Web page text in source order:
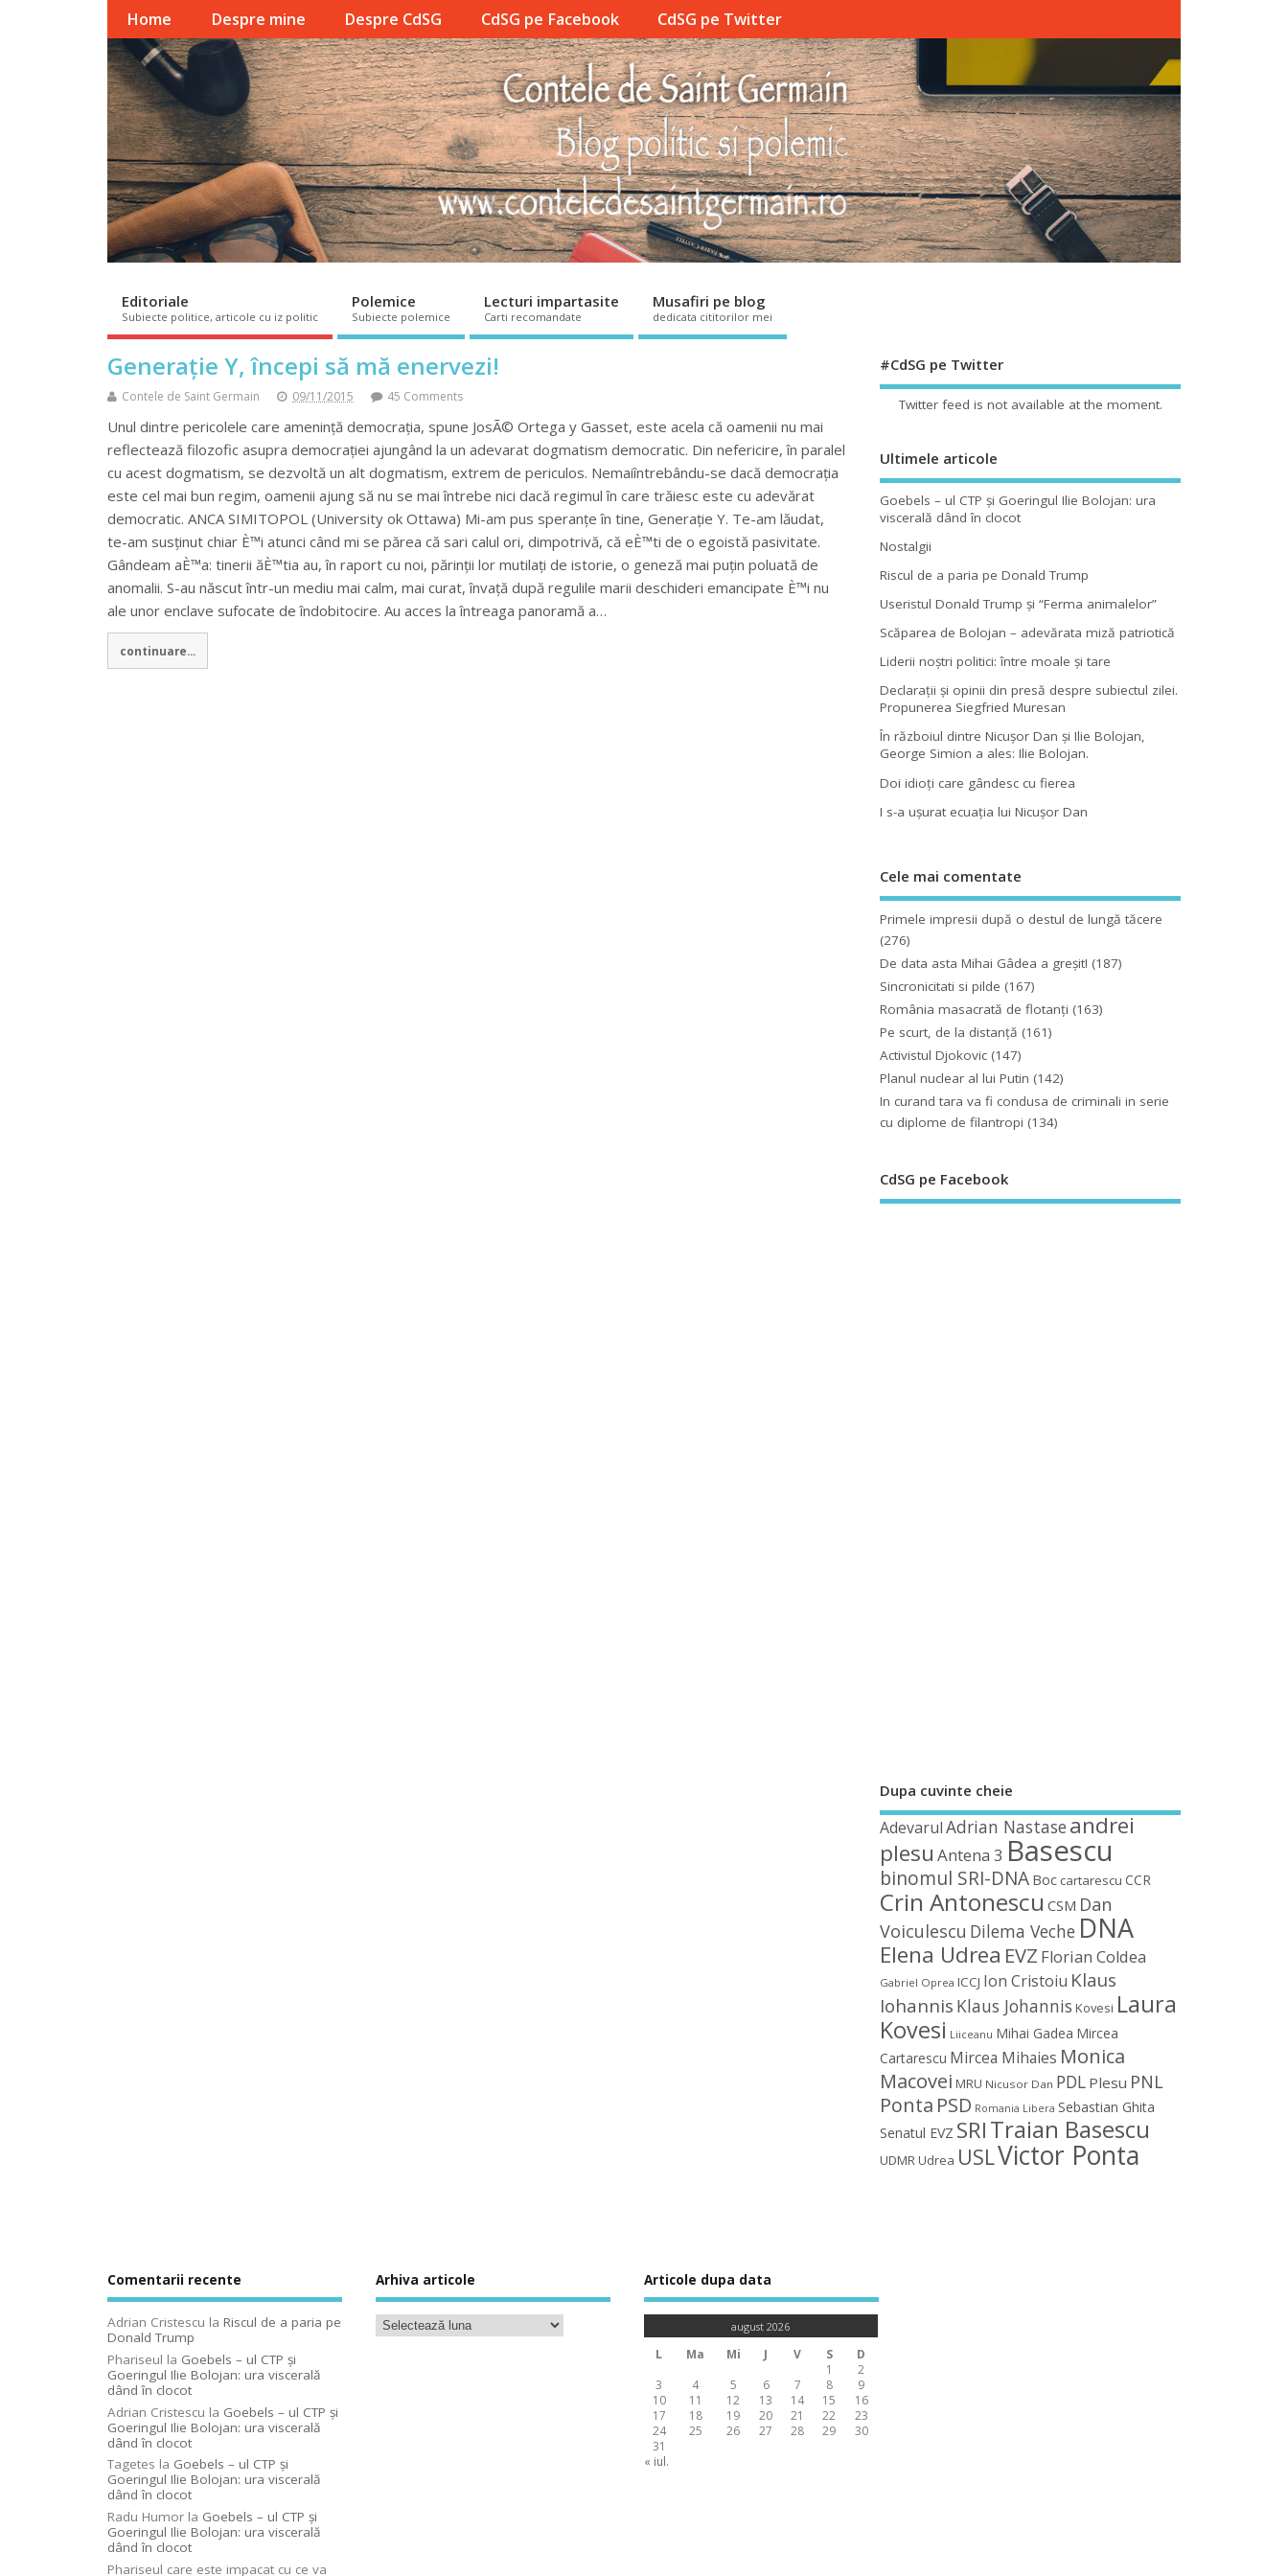
Home Despre mine Despre CdSG CdSG pe Facebook CdSG pe Twitter
Editoriale
Subiecte politice, articole cu iz politic
Polemice
Subiecte polemice
Lecturi impartasite
Carti recomandate
Musafiri pe blog
dedicata cititorilor mei
Generație Y, începi să mă enervezi!
Contele de Saint Germain 09/11/2015 45 Comments
Unul dintre pericolele care amenință democrația, spune JosÃ© Ortega y Gasset, este acela că oamenii nu mai
reflectează filozofic asupra democrației ajungând la un adevarat dogmatism democratic. Din nefericire, în paralel
cu acest dogmatism, se dezvoltă un alt dogmatism, extrem de periculos. Nemaiîntrebându-se dacă democrația
este cel mai bun regim, oamenii ajung să nu se mai întrebe nici dacă regimul în care trăiesc este cu adevărat
democratic. ANCA SIMITOPOL (University ok Ottawa) Mi-am pus speranțe în tine, Generație Y. Te-am lăudat,
te-am susținut chiar È™i atunci când mi se părea că sari calul ori, dimpotrivă, că eÈ™ti de o egoistă pasivitate.
Gândeam aÈ™a: tinerii ăÈ™tia au, în raport cu noi, părinții lor mutilați de istorie, o geneză mai puțin poluată de
anomalii. S-au născut într-un mediu mai calm, mai curat, învață după regulile marii deschideri emancipate È™i nu
ale unor enclave sufocate de îndobitocire. Au acces la întreaga panoramă a…
continuare...
#CdSG pe Twitter
Twitter feed is not available at the moment.
Ultimele articole
Goebels – ul CTP şi Goeringul Ilie Bolojan: ura
viscerală dând în clocot
Nostalgii
Riscul de a paria pe Donald Trump
Useristul Donald Trump şi “Ferma animalelor”
Scăparea de Bolojan – adevărata miză patriotică
Liderii noştri politici: între moale şi tare
Declaraţii şi opinii din presă despre subiectul zilei.
Propunerea Siegfried Muresan
În războiul dintre Nicuşor Dan şi Ilie Bolojan,
George Simion a ales: Ilie Bolojan.
Doi idioţi care gândesc cu fierea
I s-a uşurat ecuaţia lui Nicuşor Dan
Cele mai comentate
Primele impresii după o destul de lungă tăcere
(276)
De data asta Mihai Gâdea a greşit! (187)
Sincronicitati si pilde (167)
România masacrată de flotanţi (163)
Pe scurt, de la distanță (161)
Activistul Djokovic (147)
Planul nuclear al lui Putin (142)
In curand tara va fi condusa de criminali in serie
cu diplome de filantropi (134)
CdSG pe Facebook
Dupa cuvinte cheie
Adevarul Adrian Nastaseandrei
plesu Antena 3 Basescu
binomul SRI-DNA Boc cartarescu CCR
Crin Antonescu CSM Dan
Voiculescu Dilema Veche DNA
Elena Udrea EVZ Florian Coldea
Gabriel Oprea ICCJ Ion Cristoiu Klaus
Iohannis Klaus Johannis Kovesi Laura
Kovesi Liiceanu Mihai Gadea Mircea
Cartarescu Mircea Mihaies Monica
Macovei MRU Nicusor Dan PDL Plesu PNL
Ponta PSD Romania Libera Sebastian Ghita
Senatul EVZ SRITraian Basescu
UDMRUdrea USLVictor Ponta
Comentarii recente
Adrian Cristescu la Riscul de a paria pe
Donald Trump
Phariseul la Goebels – ul CTP şi
Goeringul Ilie Bolojan: ura viscerală
dând în clocot
Adrian Cristescu la Goebels – ul CTP şi
Goeringul Ilie Bolojan: ura viscerală
dând în clocot
Tagetes la Goebels – ul CTP şi
Goeringul Ilie Bolojan: ura viscerală
dând în clocot
Radu Humor la Goebels – ul CTP şi
Goeringul Ilie Bolojan: ura viscerală
dând în clocot
Phariseul care este impacat cu ce va
Arhiva articole Articole dupa data
august 2026
L Ma Mi J V S
D
1
2
3
4 5 6 7 8
9
10
11 12 13 14 15
16
17
18 19 20 21 22
23
24
25 26 27 28 29
30
31
« iul.